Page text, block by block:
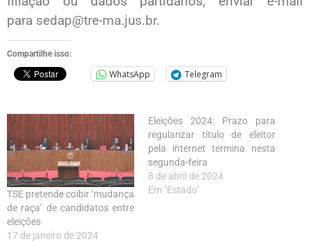
para sedap@tre-ma.jus.br.
Compartilhe isso:
WhatsApp Telegram
TSE pretende coibir ‘mudança
de raça’ de candidatos entre
eleições
17 de janeiro de 2024
Eleições 2024: Prazo para
regularizar título de eleitor
pela internet termina nesta
segunda-feira
8 de abril de 2024
Em "Estado"